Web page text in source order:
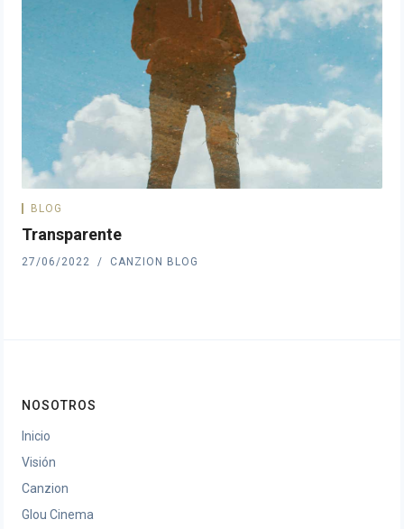
BLOG
Transparente
27/06/2022 CANZION BLOG
NOSOTROS
Inicio
Visión
Canzion
Glou Cinema